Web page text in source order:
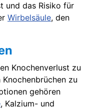
und das Risiko für
Wirbelsäule, den
Knochenverlust zu
zu
gehören
, Kalzium- und